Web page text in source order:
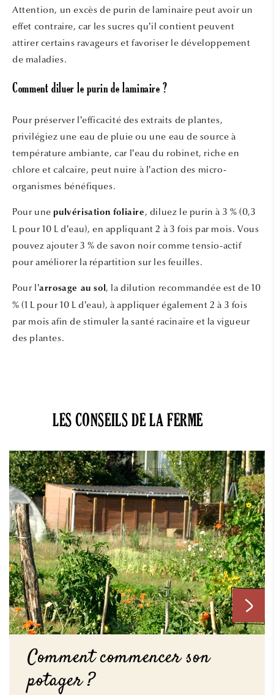
Attention, un excès de purin de laminaire peut avoir un
effet contraire, car les sucres qu’il contient peuvent
attirer certains ravageurs et favoriser le développement
de maladies.
Comment diluer le purin de laminaire ?
Pour préserver l’efficacité des extraits de plantes,
privilégiez une eau de pluie ou une eau de source à
température ambiante, car l’eau du robinet, riche en
chlore et calcaire, peut nuire à l’action des micro-
organismes bénéfiques.
Pour unepulvérisation foliaire , diluez le purin à 3 % (0,3
L pour 10 L d’eau), en appliquant 2 à 3 fois par mois. Vous
pouvez ajouter 3 % de savon noir comme tensio-actif
pour améliorer la répartition sur les feuilles.
Pour l’arrosage au sol, la dilution recommandée est de 10
% (1 L pour 10 L d’eau), à appliquer également 2 à 3 fois
par mois afin de stimuler la santé racinaire et la vigueur
des plantes.
LES CONSEILS DE LA FERME
Comment commencer son
potager ?